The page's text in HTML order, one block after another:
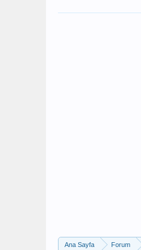
Ana Sayfa Forum